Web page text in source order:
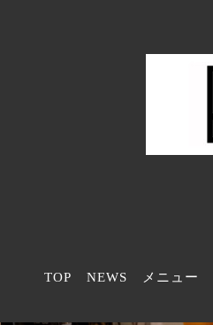
TOP NEWS メニュー